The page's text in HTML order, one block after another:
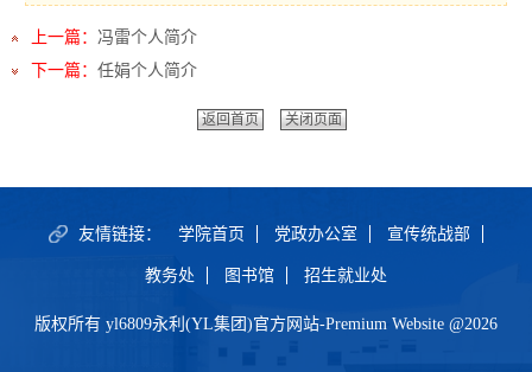
上一篇： 冯雷个人简介
下一篇： 任娟个人简介
返回首页 关闭页面
友情链接： 学院首页 党政办公室 宣传统战部
教务处 图书馆 招生就业处
版权所有 yl6809永利(YL集团)官方网站-Premium Website @2026